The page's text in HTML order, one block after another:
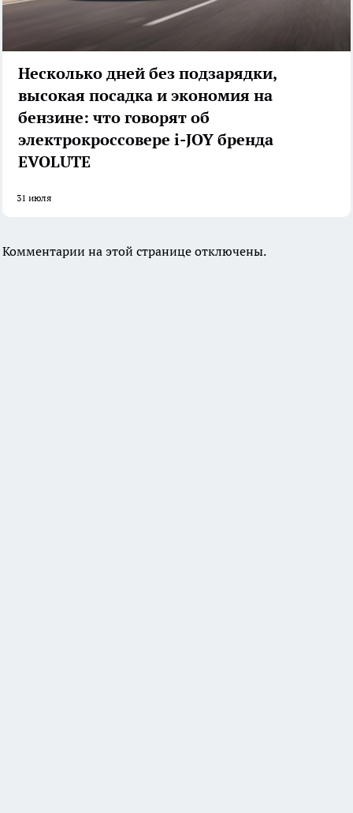
Несколько дней без подзарядки,
высокая посадка и экономия на
бензине: что говорят об
электрокроссовере i-JOY бренда
EVOLUTE
31 июля
Комментарии на этой странице отключены.